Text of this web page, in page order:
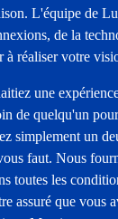
L'équipe de
de la
à réaliser votre
une
de quelqu'un
simplement un
faut. Nous
toutes les
assuré que vous